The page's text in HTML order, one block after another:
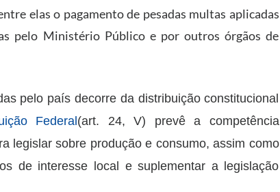
elas o pagamento de pesadas multas aplicadas
pelo Ministério Público e por outros órgãos de
pelo país decorre da distribuição constitucional
Federal(art. 24, V) prevê a competência
legislar sobre produção e consumo, assim como
de interesse local e suplementar a legislação